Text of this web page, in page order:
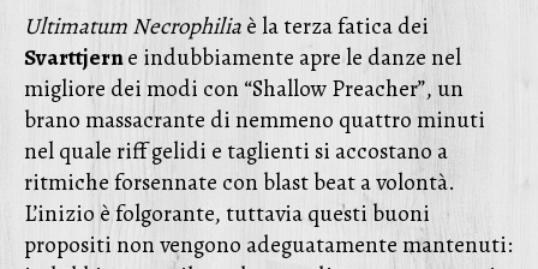
Ultimatum Necrophiliaè la terza fatica dei
Svarttjerne indubbiamente apre le danze nel
migliore dei modi con “Shallow Preacher”, un
brano massacrante di nemmeno quattro minuti
nel quale riff gelidi e taglienti si accostano a
ritmiche forsennate con blast beat a volontà.
L’inizio è folgorante, tuttavia questi buoni
propositi non vengono adeguatamente mantenuti: